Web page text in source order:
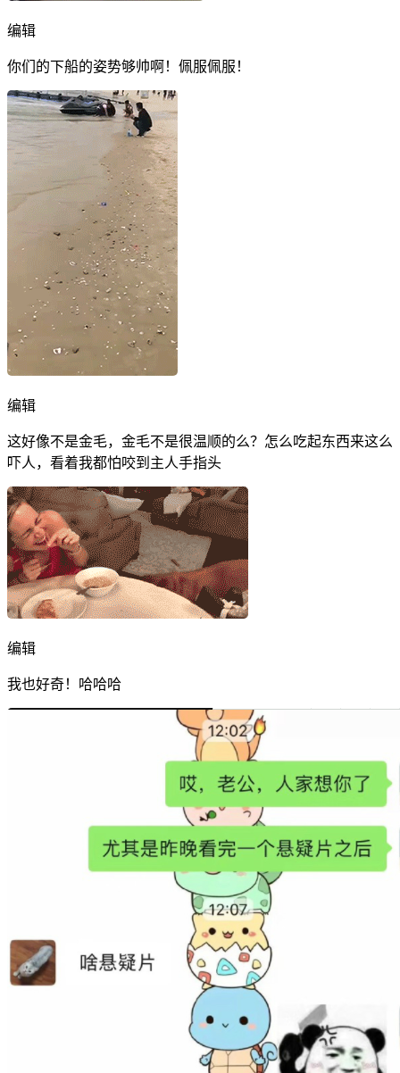
编辑
你们的下船的姿势够帅啊！佩服佩服！
编辑
这好像不是金毛，金毛不是很温顺的么？怎么吃起东西来这么
吓人，看着我都怕咬到主人手指头
编辑
我也好奇！哈哈哈